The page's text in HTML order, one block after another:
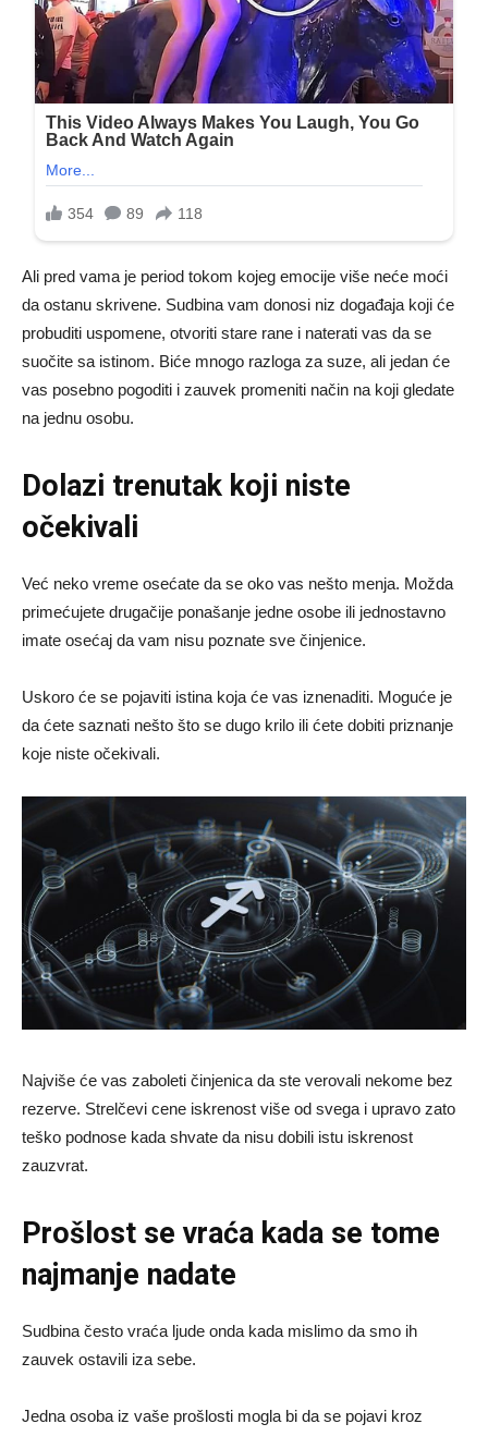
Ali pred vama je period tokom kojeg emocije više neće moći
da ostanu skrivene. Sudbina vam donosi niz događaja koji će
probuditi uspomene, otvoriti stare rane i naterati vas da se
suočite sa istinom. Biće mnogo razloga za suze, ali jedan će
vas posebno pogoditi i zauvek promeniti način na koji gledate
na jednu osobu.
Dolazi trenutak koji niste
očekivali
Već neko vreme osećate da se oko vas nešto menja. Možda
primećujete drugačije ponašanje jedne osobe ili jednostavno
imate osećaj da vam nisu poznate sve činjenice.
Uskoro će se pojaviti istina koja će vas iznenaditi. Moguće je
da ćete saznati nešto što se dugo krilo ili ćete dobiti priznanje
koje niste očekivali.
Najviše će vas zaboleti činjenica da ste verovali nekome bez
rezerve. Strelčevi cene iskrenost više od svega i upravo zato
teško podnose kada shvate da nisu dobili istu iskrenost
zauzvrat.
Prošlost se vraća kada se tome
najmanje nadate
Sudbina često vraća ljude onda kada mislimo da smo ih
zauvek ostavili iza sebe.
Jedna osoba iz vaše prošlosti mogla bi da se pojavi kroz